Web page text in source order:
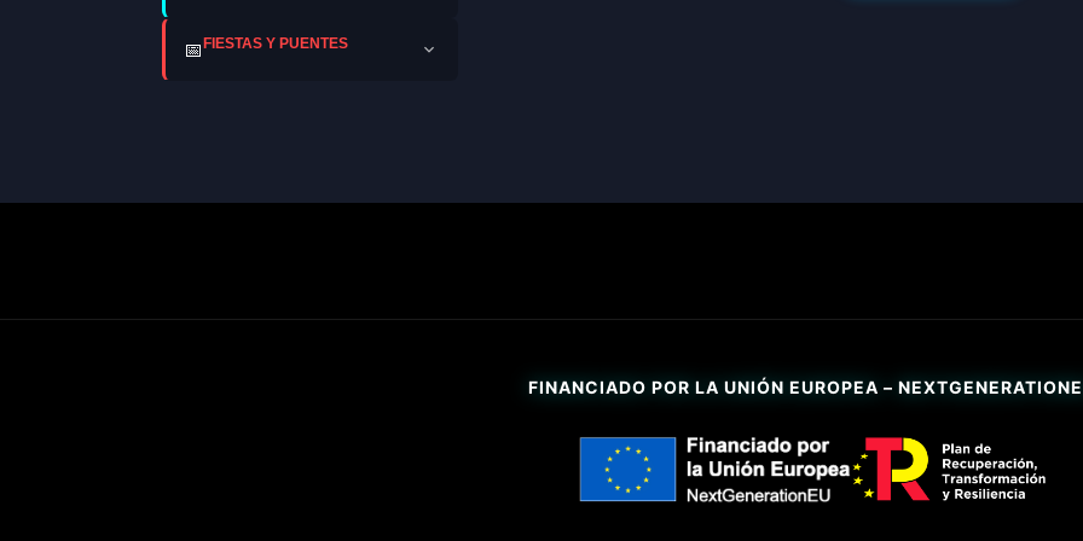
📅FIESTAS Y PUENTES
FINANCIADO POR LA UNIÓN EUROPEA –